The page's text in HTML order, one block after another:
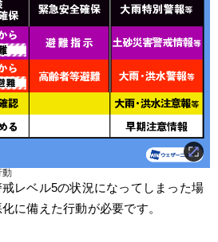
動
レベル5の状況になってしまった場
に備えた行動が必要です。